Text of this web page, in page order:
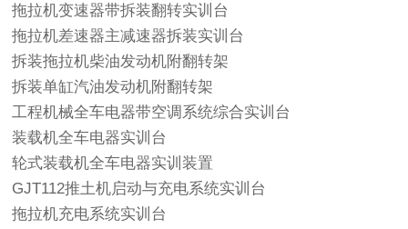
拖拉机变速器带拆装翻转实训台
拖拉机差速器主减速器拆装实训台
拆装拖拉机柴油发动机附翻转架
拆装单缸汽油发动机附翻转架
工程机械全车电器带空调系统综合实训台
装载机全车电器实训台
轮式装载机全车电器实训装置
GJT112推土机启动与充电系统实训台
拖拉机充电系统实训台